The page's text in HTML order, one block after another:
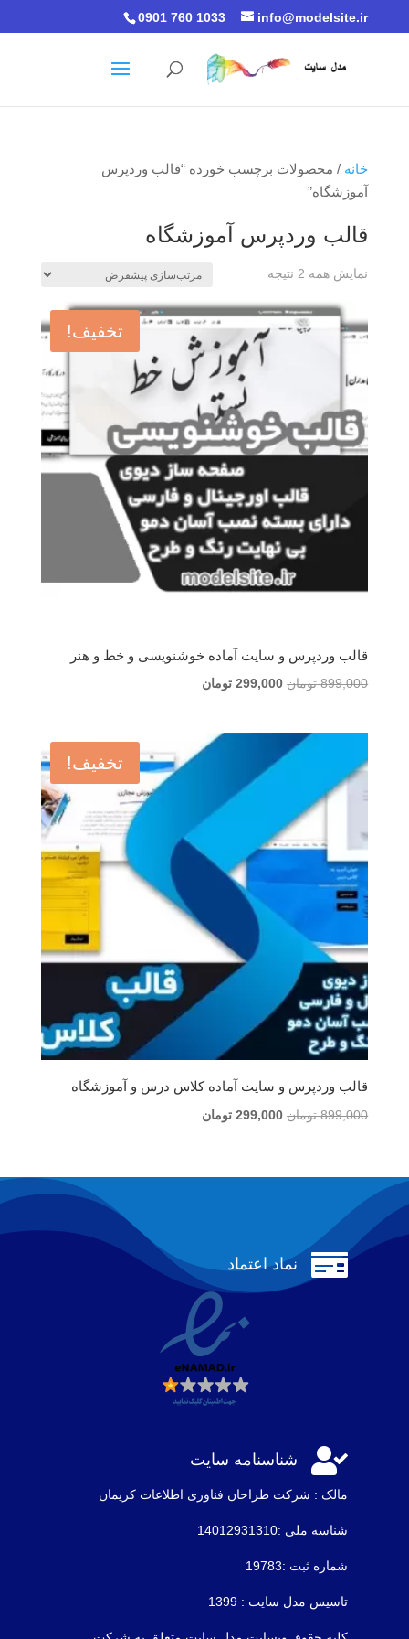
0901 760 1033 info@modelsite.ir
خانه / محصولات برچسب خورده “قالب وردپرس
آموزشگاه”
قالب وردپرس آموزشگاه
نمایش همه 2 نتیجه
تخفیف!
قالب وردپرس و سایت آماده خوشنویسی و خط و هنر
899,000 تومان قیمت
299,000 تومانقیمت
است.
تخفیف!
قالب وردپرس و سایت آماده کلاس درس و آموزشگاه
899,000 تومان قیمت
بود.
299,000 تومانقیمت
است.
 نماد اعتماد
 شناسنامه سایت
مالک : شرکت طراحان فناوری اطلاعات كريمان
شناسه ملی :14012931310
شماره ثبت :19783
تاسیس مدل سایت : 1399